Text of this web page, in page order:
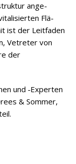
ange­
Flä­
ist der Leit­fa­den
Vetre­ter von
der
und ‑Exper­ten
& Som­mer,